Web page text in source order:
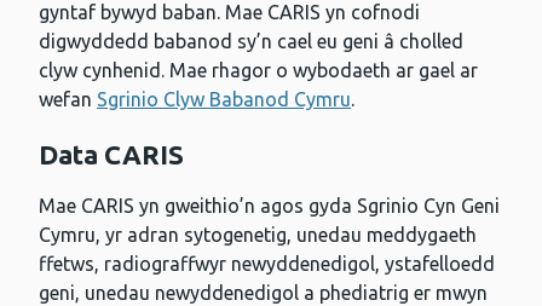
gyntaf bywyd baban. Mae CARIS yn cofnodi
digwyddedd babanod sy’n cael eu geni â cholled
clyw cynhenid. Mae rhagor o wybodaeth ar gael ar
wefan Sgrinio Clyw Babanod Cymru.
Data CARIS
Mae CARIS yn gweithio’n agos gyda Sgrinio Cyn Geni
Cymru, yr adran sytogenetig, unedau meddygaeth
ffetws, radiograffwyr newyddenedigol, ystafelloedd
geni, unedau newyddenedigol a phediatrig er mwyn